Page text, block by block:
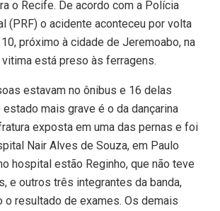
o Recife. De acordo com a Polícia
(PRF) o acidente aconteceu por volta
próximo à cidade de Jeremoabo, na
vitima está preso às ferragens.
estavam no ônibus e 16 delas
mais grave é o da dançarina
exposta em uma das pernas e foi
Nair Alves de Souza, em Paulo
hospital estão Reginho, que não teve
e outros três integrantes da banda,
o resultado de exames. Os demais